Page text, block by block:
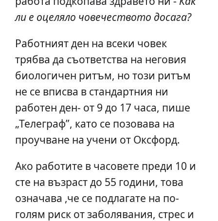
ли е оцеляло човечеството досага?
Работният ден на всеки човек
трябва да съответства на неговия
биологичен ритъм, но този ритъм
не се вписва в стандартния ни
работен ден- от 9 до 17 часа, пише
„Телеграф”, като се позовава на
проучване на учени от Оксфорд.
Ако работите в часовете преди 10 и
сте на възраст до 55 години, това
означава ,че се подлагате на по-
голям риск от заболявания, стрес и